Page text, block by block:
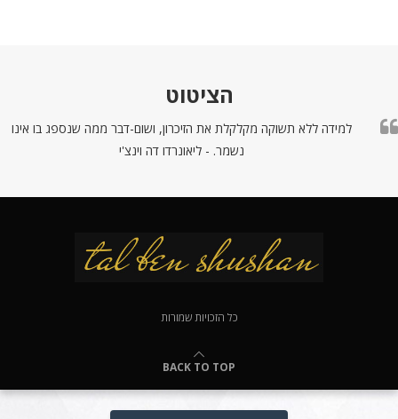
הציטוט
למידה ללא תשוקה מקלקלת את הזיכרון, ושום-דבר ממה שנספג בו אינו
נשמר. - ליאונרדו דה וינצ'י
כל הזכויות שמורות
BACK TO TOP